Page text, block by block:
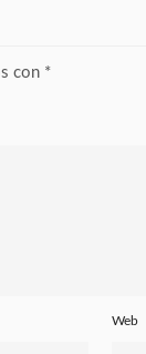
con *
Web